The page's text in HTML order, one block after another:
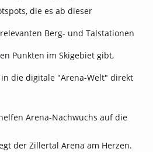
die es ab dieser
Berg- und Talstationen
Punkten im Skigebiet gibt,
die digitale "Arena-Welt" direkt
Arena-Nachwuchs auf die
der Zillertal Arena am Herzen.